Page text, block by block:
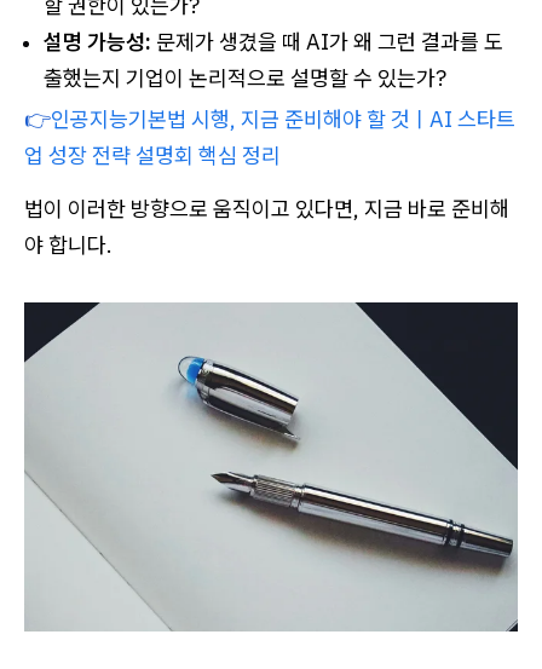
설명 가능성: 문제가 생겼을 때 AI가 왜 그런 결과를 도
출했는지 기업이 논리적으로 설명할 수 있는가?
👉인공지능기본법 시행, 지금 준비해야 할 것ㅣAI 스타트
업 성장 전략 설명회 핵심 정리
법이 이러한 방향으로 움직이고 있다면, 지금 바로 준비해
야 합니다.